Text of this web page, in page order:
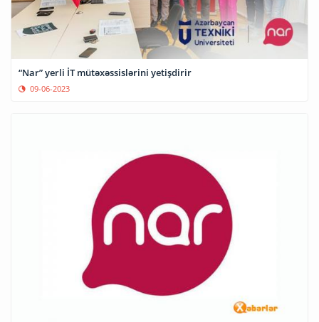
“Nar” yerli İT mütəxəssislərini yetişdirir
09-06-2023